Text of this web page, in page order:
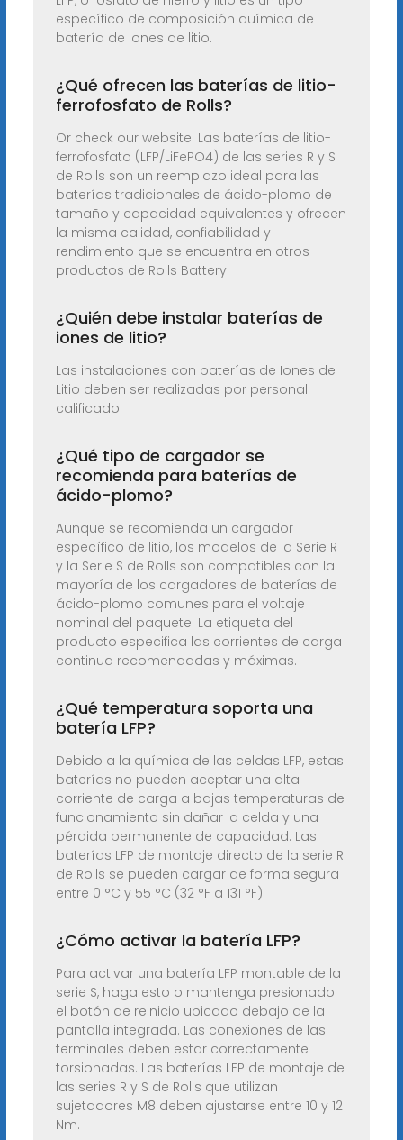
específico de composición química de
batería de iones de litio.
¿Qué ofrecen las baterías de litio-
ferrofosfato de Rolls?
Or check our website. Las baterías de litio-
ferrofosfato (LFP/LiFePO4) de las series R y S
de Rolls son un reemplazo ideal para las
baterías tradicionales de ácido-plomo de
tamaño y capacidad equivalentes y ofrecen
la misma calidad, confiabilidad y
rendimiento que se encuentra en otros
productos de Rolls Battery.
¿Quién debe instalar baterías de
iones de litio?
Las instalaciones con baterías de Iones de
Litio deben ser realizadas por personal
calificado.
¿Qué tipo de cargador se
recomienda para baterías de
ácido-plomo?
Aunque se recomienda un cargador
específico de litio, los modelos de la Serie R
y la Serie S de Rolls son compatibles con la
mayoría de los cargadores de baterías de
ácido-plomo comunes para el voltaje
nominal del paquete. La etiqueta del
producto especifica las corrientes de carga
continua recomendadas y máximas.
¿Qué temperatura soporta una
batería LFP?
Debido a la química de las celdas LFP, estas
baterías no pueden aceptar una alta
corriente de carga a bajas temperaturas de
funcionamiento sin dañar la celda y una
pérdida permanente de capacidad. Las
baterías LFP de montaje directo de la serie R
de Rolls se pueden cargar de forma segura
entre 0 °C y 55 °C (32 °F a 131 °F).
¿Cómo activar la batería LFP?
Para activar una batería LFP montable de la
serie S, haga esto o mantenga presionado
el botón de reinicio ubicado debajo de la
pantalla integrada. Las conexiones de las
terminales deben estar correctamente
torsionadas. Las baterías LFP de montaje de
las series R y S de Rolls que utilizan
sujetadores M8 deben ajustarse entre 10 y 12
Nm.